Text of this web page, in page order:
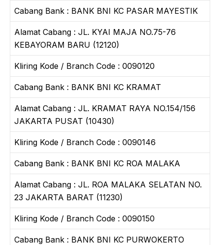
Cabang Bank : BANK BNI KC PASAR MAYESTIK
Alamat Cabang : JL. KYAI MAJA NO.75-76
KEBAYORAM BARU (12120)
Kliring Kode / Branch Code : 0090120
Cabang Bank : BANK BNI KC KRAMAT
Alamat Cabang : JL. KRAMAT RAYA NO.154/156
JAKARTA PUSAT (10430)
Kliring Kode / Branch Code : 0090146
Cabang Bank : BANK BNI KC ROA MALAKA
Alamat Cabang : JL. ROA MALAKA SELATAN NO.
23 JAKARTA BARAT (11230)
Kliring Kode / Branch Code : 0090150
Cabang Bank : BANK BNI KC PURWOKERTO